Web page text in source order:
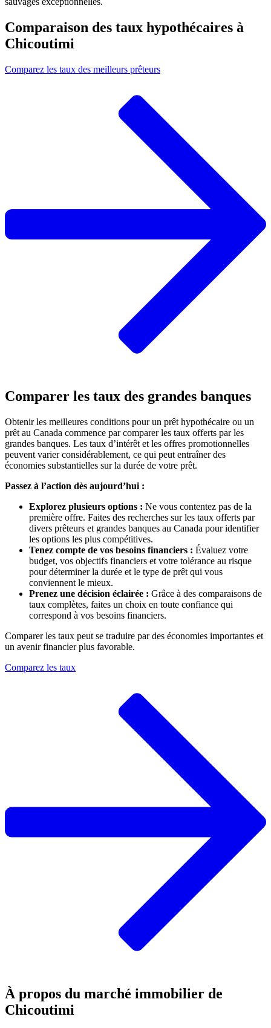
Comparaison des taux hypothécaires à
Chicoutimi
Comparez les taux des meilleurs prêteurs
Comparer les taux des grandes banques
Obtenir les meilleures conditions pour un prêt hypothécaire ou un
prêt au Canada commence par comparer les taux offerts par les
grandes banques. Les taux d’intérêt et les offres promotionnelles
peuvent varier considérablement, ce qui peut entraîner des
économies substantielles sur la durée de votre prêt.
Passez à l’action dès aujourd’hui :
Explorez plusieurs options : Ne vous contentez pas de la
première offre. Faites des recherches sur les taux offerts par
divers prêteurs et grandes banques au Canada pour identifier
les options les plus compétitives.
Tenez compte de vos besoins financiers : Évaluez votre
budget, vos objectifs financiers et votre tolérance au risque
pour déterminer la durée et le type de prêt qui vous
conviennent le mieux.
Prenez une décision éclairée : Grâce à des comparaisons de
taux complètes, faites un choix en toute confiance qui
correspond à vos besoins financiers.
Comparer les taux peut se traduire par des économies importantes et
un avenir financier plus favorable.
Comparez les taux
À propos du marché immobilier de
Chicoutimi